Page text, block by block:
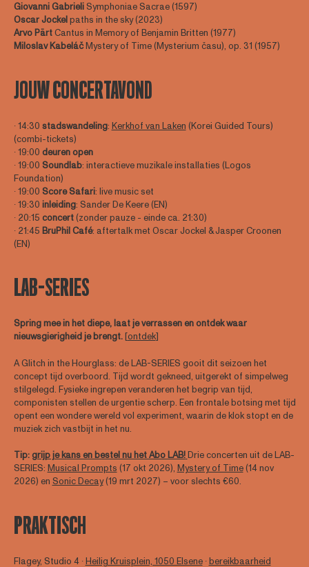
Giovanni GabrieliSymphoniae Sacrae (1597)
Oscar Jockelpaths in the sky (2023)
Arvo PärtCantus in Memory of Benjamin Britten (1977)
MiloslavKabeláčMystery of Time (Mysterium času), op. 31 (1957)
JOUW CONCERTAVOND
∙ 14:30 stadswandeling: Kerkhof van Laken (Korei Guided Tours)
(combi-tickets)
∙ 19:00 deuren open
∙ 19:00 Soundlab: interactieve muzikale installaties (Logos
Foundation)
∙ 19:00 Score Safari: live music set
∙ 19:30 inleiding: Sander De Keere (EN)
∙ 20:15 concert(zonder pauze - einde ca. 21:30)
∙ 21:45 BruPhil Café: aftertalk met Oscar Jockel & Jasper Croonen
(EN)
LAB-SERIES
Spring mee in het diepe, laat je verrassen en ontdek waar
nieuwsgierigheid je brengt.[ontdek]
A Glitch in the Hourglass: de LAB-SERIES gooit dit seizoen het
concept tijd overboord. Tijd wordt gekneed, uitgerekt of simpelweg
stilgelegd. Fysieke ingrepen veranderen het begrip van tijd,
componisten stellen de urgentie scherp. Een frontale botsing met tijd
opent een wondere wereld vol experiment, waarin de klok stopt en de
muziek zich vastbijt in het nu.
Tip:grijp je kans en bestel nu het Abo LAB!Drie concerten uit de LAB-
SERIES: Musical Prompts (17 okt 2026), Mystery of Time(14 nov
2026) en Sonic Decay(19 mrt 2027) – voor slechts €60.
PRAKTISCH
Flagey, Studio 4 ∙Heilig Kruisplein, 1050 Elsene∙bereikbaarheid